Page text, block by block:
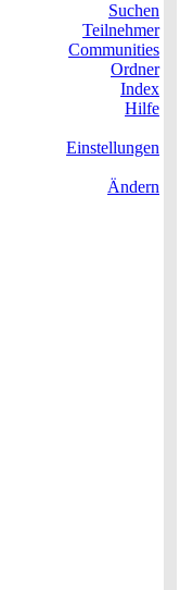
Suchen
Teilnehmer
Communities
Ordner
Index
Hilfe
Einstellungen
Ändern